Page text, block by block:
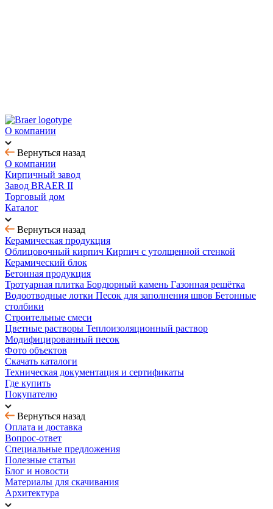
О компании
Вернуться назад
О компании
Кирпичный завод
Завод BRAER II
Торговый дом
Каталог
Вернуться назад
Керамическая продукция
Облицовочный кирпич Кирпич с утолщенной стенкой
Керамический блок
Бетонная продукция
Тротуарная плитка Бордюрный камень Газонная решётка
Водоотводные лотки Песок для заполнения швов Бетонные
столбики
Строительные смеси
Цветные растворы Теплоизоляционный раствор
Модифицированный песок
Фото объектов
Скачать каталоги
Техническая документация и сертификаты
Где купить
Покупателю
Вернуться назад
Оплата и доставка
Вопрос-ответ
Специальные предложения
Полезные статьи
Блог и новости
Материалы для скачивания
Архитектура